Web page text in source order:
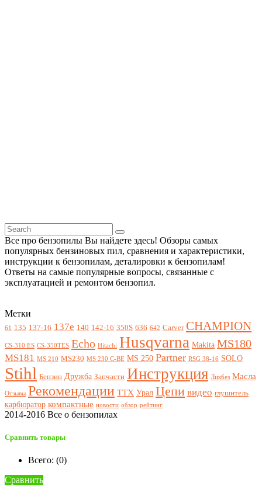
Все про бензопилы Вы найдете здесь! Обзоры самых
популярных бензиновых пил, сравнения и характеристики,
инструкции к бензопилам, деталировки к бензопилам!
Ответы на самые популярные вопросы, связанные с
эксплуатацией и ремонтом бензопил.
Метки
61 135 137-16 137e 140 142-16 350S 636 642 Carver CHAMPION
CS-310 ES CS-350TES Echo Hitachi Husqvarna Makita MS180
MS181 MS 210 MS230 MS 230 C-BE MS 250 Partner RSG 38-16 SOLO
Stihl Бензин Дружба Запчасти Инструкция Ликбез Масла
Отзывы Рекомендации ТТХ Урал Цепи видео глушитель
карбюратор компактные новости обзор рейтинг
2014-2016 Все о бензопилах
Сравнить товары
Всего: (0)
Сравнить